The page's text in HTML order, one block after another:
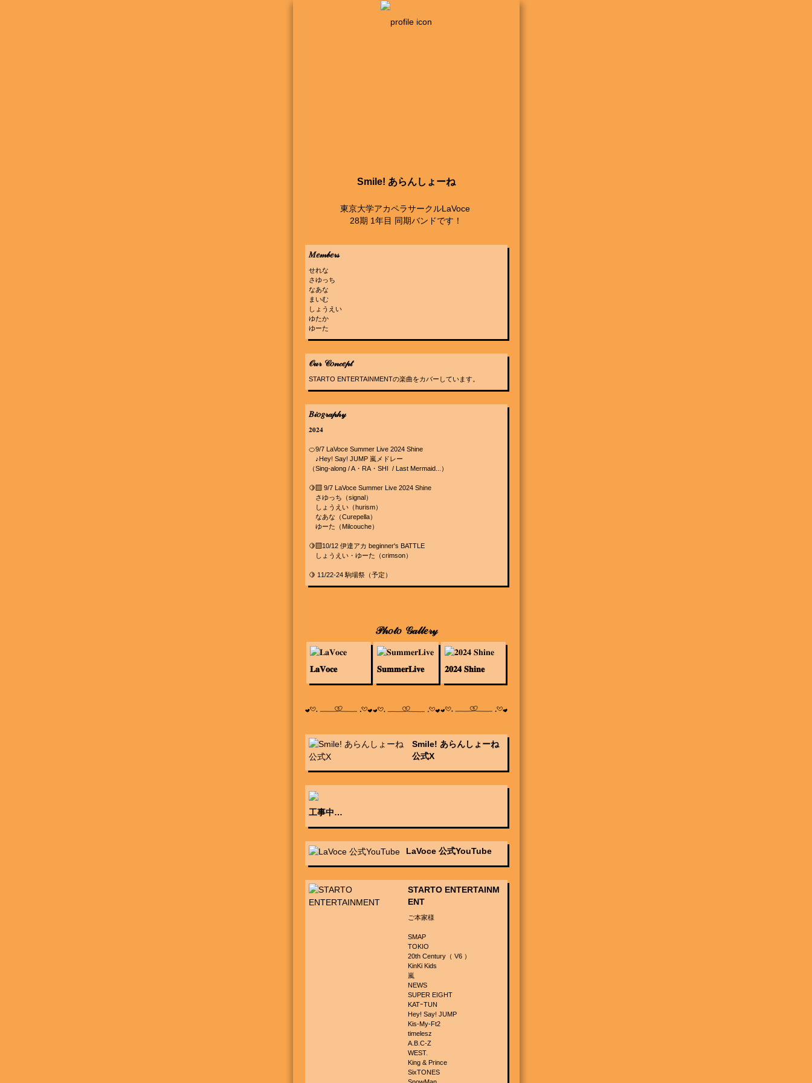
Smile! あらんしょーね
東京大学アカペラサークルLaVoce
28期 1年目 同期バンドです！
𝑀𝑒𝓂𝒷𝑒𝓇𝓈
せれな
さゆっち
なあな
まいむ
しょうえい
ゆたか
ゆーた
𝒪𝓊𝓇 𝒞𝑜𝓃𝒸𝑒𝓅𝓉
STARTO ENTERTAINMENTの楽曲をカバーしています。
𝐵𝒾𝑜𝑔𝓇𝒶𝓅𝒽𝓎
𝟐𝟎𝟐𝟒
🍊9/7 LaVoce Summer Live 2024 Shine
♪Hey! Say! JUMP 嵐メドレー
（Sing-along / A・RA・SHI  / Last Mermaid...）
🍋‍🟩 9/7 LaVoce Summer Live 2024 Shine
さゆっち（signal）
しょうえい（hurism）
なあな（Curepella）
ゆーた（Milcouche）
🍋‍🟩10/12 伊達アカ beginner's BATTLE
しょうえい・ゆーた（crimson）
🍋 11/22-24 駒場祭（予定）
𝒫𝒽𝑜𝓉𝑜 𝒢𝒶𝓁𝓁𝑒𝓇𝓎
𝐋𝐚𝐕𝐨𝐜𝐞 𝐒𝐮𝐦𝐦𝐞𝐫𝐋𝐢𝐯𝐞 𝟐𝟎𝟐𝟒 𝐒𝐡𝐢𝐧𝐞
Smile! あらんしょーね
公式X
工事中…
LaVoce 公式YouTube
STARTO ENTERTAINM
ENT
ご本家様
SMAP
TOKIO
20th Century（ V6 ）
KinKi Kids
嵐
NEWS
SUPER EIGHT
KATｰTUN
Hey! Say! JUMP
Kis-My-Ft2
timelesz
A.B.C-Z
WEST.
King & Prince
SixTONES